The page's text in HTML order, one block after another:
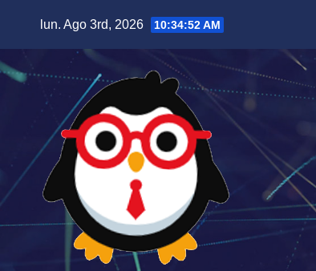
contenido
lun. Ago 3rd, 2026 10:34:54 AM